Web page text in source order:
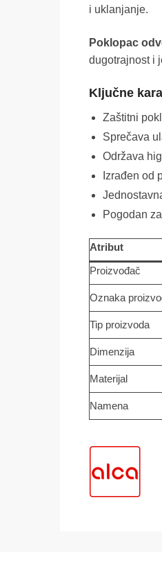
i uklanjanje.
Poklopac
dugotrajnost i
Ključne
Zaštitni
Sprečava
Održava
Izrađen od
Pogodan
Atribut
Proizvođač
Oznaka
Tip proizvoda
Dimenzija
Materijal
Namena